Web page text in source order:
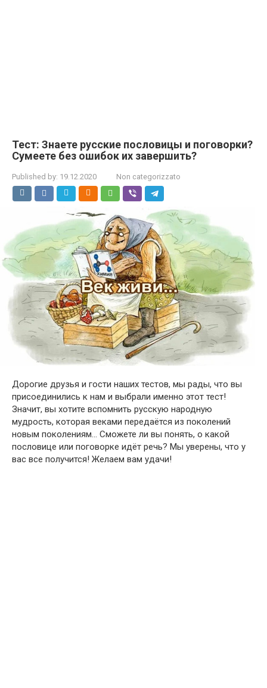
Тест: Знаете русские пословицы и поговорки?
Сумеете без ошибок их завершить?
Published by: 19.12.2020 Non categorizzato
Дорогие друзья и гости наших тестов, мы рады, что вы
присоединились к нам и выбрали именно этот тест!
Значит, вы хотите вспомнить русскую народную
мудрость, которая веками передаётся из поколений
новым поколениям… Сможете ли вы понять, о какой
пословице или поговорке идёт речь? Мы уверены, что у
вас все получится! Желаем вам удачи!